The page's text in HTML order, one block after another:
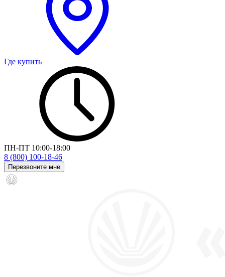
Где купить
ПН-ПТ 10:00-18:00
8 (800) 100-18-46
Перезвоните мне